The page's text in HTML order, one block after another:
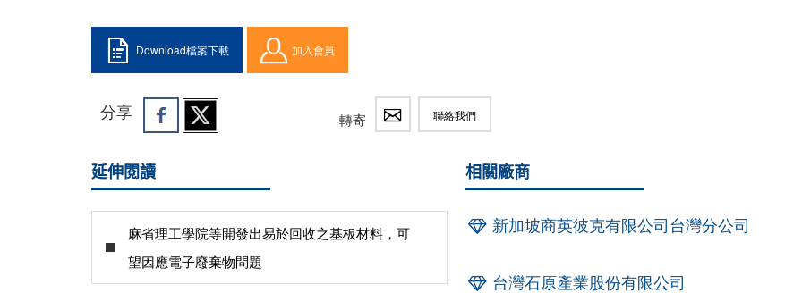
Download檔案下載 加入會員
分享 轉寄 聯絡我們
延伸閱讀
麻省理工學院等開發出易於回收之基板材料，可
望因應電子廢棄物問題
相關廠商
新加坡商英彼克有限公司台灣分公司
台灣石原產業股份有限公司